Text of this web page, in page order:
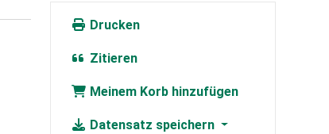
Drucken
Zitieren
Meinem Korb hinzufügen
Datensatz speichern